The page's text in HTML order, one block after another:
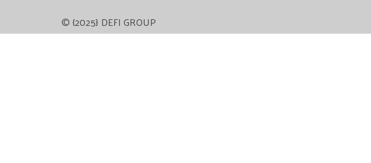
© {2025} DEFI GROUP